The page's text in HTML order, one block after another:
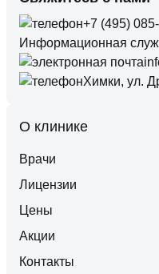
+7 (495)
Информационная
Химки, ул.
О клинике
Врачи
Лицензии
Цены
Акции
Контакты